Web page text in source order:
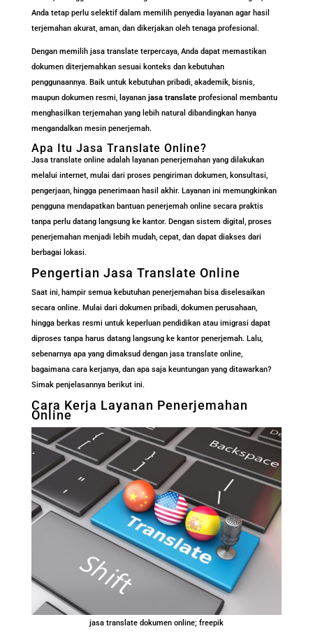
Anda tetap perlu selektif dalam memilih penyedia layanan agar hasil
terjemahan akurat, aman, dan dikerjakan oleh tenaga profesional.
Dengan memilih jasa translate terpercaya, Anda dapat memastikan
dokumen diterjemahkan sesuai konteks dan kebutuhan
penggunaannya. Baik untuk kebutuhan pribadi, akademik, bisnis,
maupun dokumen resmi, layanan jasa translateprofesional membantu
menghasilkan terjemahan yang lebih natural dibandingkan hanya
mengandalkan mesin penerjemah.
Apa Itu Jasa Translate Online?
Jasa translate online adalah layanan penerjemahan yang dilakukan
melalui internet, mulai dari proses pengiriman dokumen, konsultasi,
pengerjaan, hingga penerimaan hasil akhir. Layanan ini memungkinkan
pengguna mendapatkan bantuan penerjemah online secara praktis
tanpa perlu datang langsung ke kantor. Dengan sistem digital, proses
penerjemahan menjadi lebih mudah, cepat, dan dapat diakses dari
berbagai lokasi.
Pengertian Jasa Translate Online
Saat ini, hampir semua kebutuhan penerjemahan bisa diselesaikan
secara online. Mulai dari dokumen pribadi, dokumen perusahaan,
hingga berkas resmi untuk keperluan pendidikan atau imigrasi dapat
diproses tanpa harus datang langsung ke kantor penerjemah. Lalu,
sebenarnya apa yang dimaksud dengan jasa translate online,
bagaimana cara kerjanya, dan apa saja keuntungan yang ditawarkan?
Simak penjelasannya berikut ini.
Cara Kerja Layanan Penerjemahan
Online
jasa translate dokumen online; freepik